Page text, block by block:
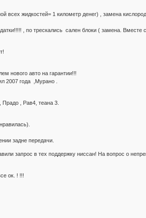
жидкостей= 1 километр денег) , замена
, по трескались сален блоки ( замена. Вместе
нового авто на гарантии!!!
2007 года ,Мурано .
, Рав4, теана 3.
задне передачи.
запрос в тех поддержку ниссан! На вопрос о
ок. ! !!!